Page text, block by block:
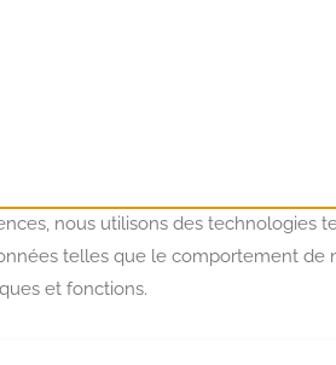
nous utilisons des
telles que le comportement
et fonctions.